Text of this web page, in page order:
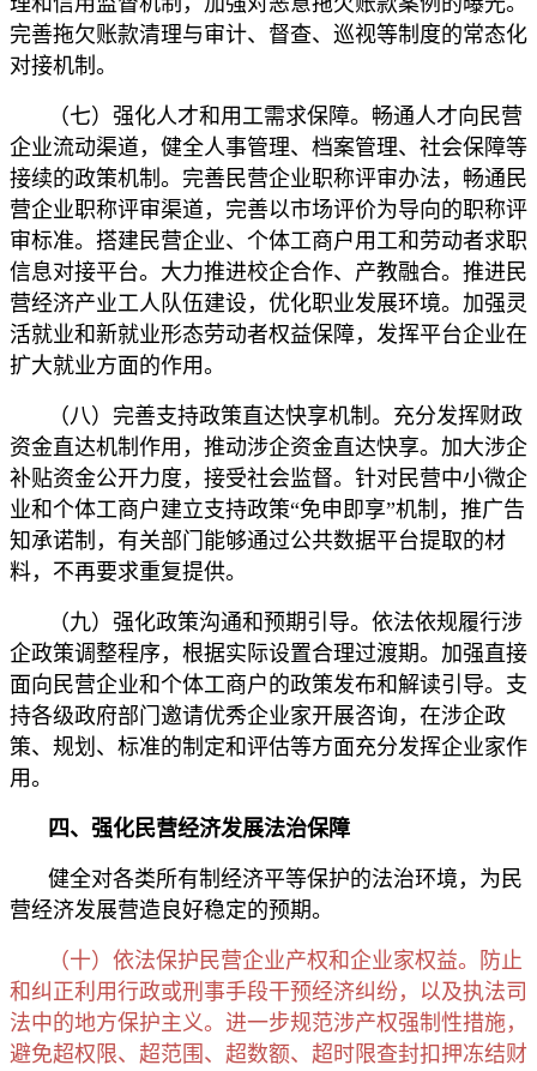
完善拖欠账款清理与审计、督查、巡视等制度的常态化
对接机制。
（七）强化人才和用工需求保障。畅通人才向民营
企业流动渠道，健全人事管理、档案管理、社会保障等
接续的政策机制。完善民营企业职称评审办法，畅通民
营企业职称评审渠道，完善以市场评价为导向的职称评
审标准。搭建民营企业、个体工商户用工和劳动者求职
信息对接平台。大力推进校企合作、产教融合。推进民
营经济产业工人队伍建设，优化职业发展环境。加强灵
活就业和新就业形态劳动者权益保障，发挥平台企业在
扩大就业方面的作用。
（八）完善支持政策直达快享机制。充分发挥财政
资金直达机制作用，推动涉企资金直达快享。加大涉企
补贴资金公开力度，接受社会监督。针对民营中小微企
业和个体工商户建立支持政策“免申即享”机制，推广告
知承诺制，有关部门能够通过公共数据平台提取的材
料，不再要求重复提供。
（九）强化政策沟通和预期引导。依法依规履行涉
企政策调整程序，根据实际设置合理过渡期。加强直接
面向民营企业和个体工商户的政策发布和解读引导。支
持各级政府部门邀请优秀企业家开展咨询，在涉企政
策、规划、标准的制定和评估等方面充分发挥企业家作
用。
四、强化民营经济发展法治保障
健全对各类所有制经济平等保护的法治环境，为民
营经济发展营造良好稳定的预期。
（十）依法保护民营企业产权和企业家权益。防止
和纠正利用行政或刑事手段干预经济纠纷，以及执法司
法中的地方保护主义。进一步规范涉产权强制性措施，
避免超权限、超范围、超数额、超时限查封扣押冻结财